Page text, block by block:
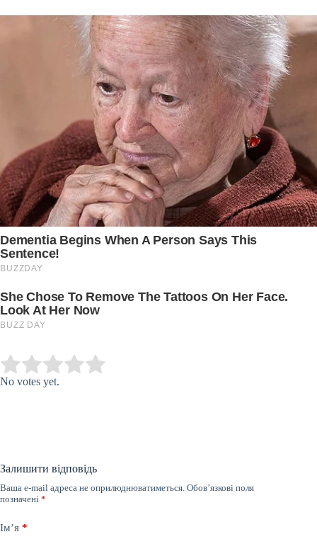
Rate this item:
No votes yet.
Залишити відповідь
Ваша e-mail адреса не оприлюднюватиметься. Обов’язкові поля
позначені *
Ім’я *